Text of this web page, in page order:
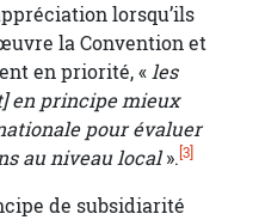
lorsqu’ils
la Convention et
en priorité, «les
en principe mieux
pour évaluer
au niveau local».[3]
de subsidiarité